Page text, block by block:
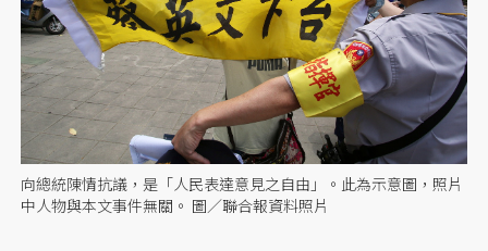
向總統陳情抗議，是「人民表達意見之自由」。此為示意圖，照片
中人物與本文事件無關。 圖／聯合報資料照片